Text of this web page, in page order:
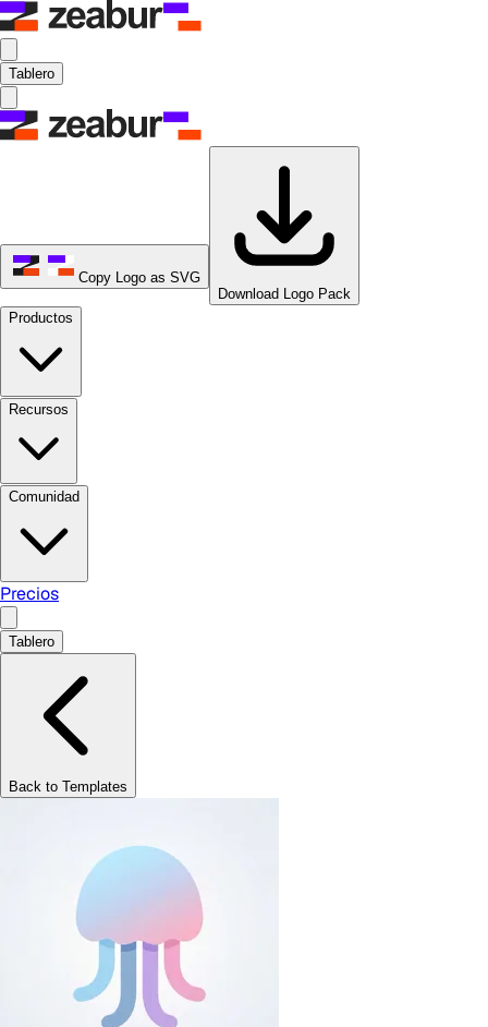
Tablero
Copy Logo as SVG
Download Logo Pack
Productos
Recursos
Comunidad
Precios
Tablero
Back to Templates